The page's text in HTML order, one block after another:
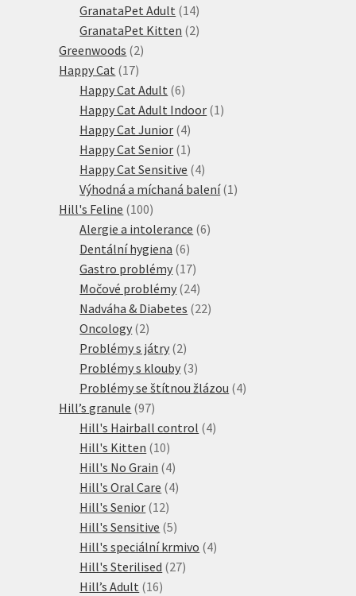
produktů
GranataPet Adult 1414
produktů
GranataPet Kitten 22
Greenwoods 22
Happy Cat 1717
produktů
Happy Cat Adult 66
produktů
Happy Cat Adult Indoor 1 1
Happy Cat Junior 44
produkty
Happy Cat Senior 1 1
produkt
Happy Cat Sensitive 44
produkty
Výhodná a míchaná balení 1 1
Hill's Feline 100100
produktů
Alergie a intolerance 66
Dentální hygiena 66
produktů
Gastro problémy 1717
produktů
Močové problémy 2424
produktů
Nadváha & Diabetes 2222
Oncology 22
produkty
Problémy s játry 22
produkty
Problémy s klouby 33
produkty
Problémy se štítnou žlázou 44
Hill’s granule 9797
produktů
Hill's Hairball control 44
Hill's Kitten 1010
produktů
Hill's No Grain 44
produkty
Hill's Oral Care 44
Hill's Senior 1212
produktů
Hill's Sensitive 55
produktů
Hill's speciální krmivo 44
Hill's Sterilised 2727
Hill’s Adult 1616